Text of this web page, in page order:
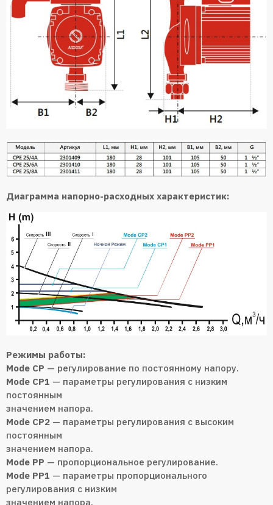
Диаграмма напорно-расходных характеристик:
Режимы работы:
Mode CP — регулирование по постоянному напору.
Mode CP1 — параметры регулирования с низким
постоянным
значением напора.
Mode CP2 — параметры регулирования с высоким
постоянным
значением напора.
Mode PP — пропорциональное регулирование.
Mode PP1 — параметры пропорционального
регулирования с низким
значением напора.